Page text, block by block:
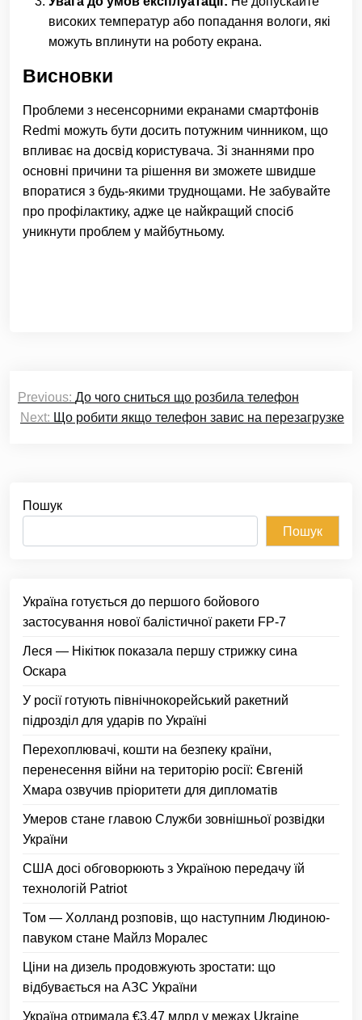
високих температур або попадання вологи, які
можуть вплинути на роботу екрана.
Висновки
Проблеми з несенсорними екранами смартфонів
Redmi можуть бути досить потужним чинником, що
впливає на досвід користувача. Зі знаннями про
основні причини та рішення ви зможете швидше
впоратися з будь-якими труднощами. Не забувайте
про профілактику, адже це найкращий спосіб
уникнути проблем у майбутньому.
записів
Previous: До чого сниться що розбила телефон
Next: Що робити якщо телефон завис на перезагрузке
Пошук
Пошук
Україна готується до першого бойового
застосування нової балістичної ракети FP-7
Леся — Нікітюк показала першу стрижку сина
Оскара
У росії готують північнокорейський ракетний
підрозділ для ударів по Україні
Перехоплювачі, кошти на безпеку країни,
перенесення війни на територію росії: Євгеній
Хмара озвучив пріоритети для дипломатів
Умеров стане главою Служби зовнішньої розвідки
України
США досі обговорюють з Україною передачу їй
технологій Patriot
Том — Холланд розповів, що наступним Людиною-
павуком стане Майлз Моралес
Ціни на дизель продовжують зростати: що
відбувається на АЗС України
Україна отримала €3,47 млрд у межах Ukraine